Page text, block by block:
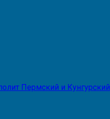
Пермский и Кунгурский